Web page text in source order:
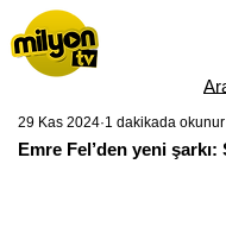
Emre Fel’den yeni şarkı:
29 Kas 2024 1 dakikada okunur